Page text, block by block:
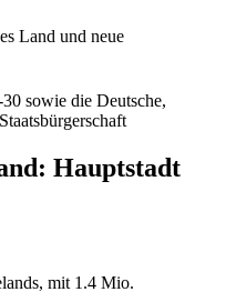
Land und neue
sowie die Deutsche,
Hauptstadt
mit 1.4 Mio.